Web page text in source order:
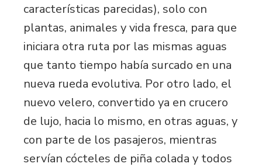
características parecidas), solo con
plantas, animales y vida fresca, para que
iniciara otra ruta por las mismas aguas
que tanto tiempo había surcado en una
nueva rueda evolutiva. Por otro lado, el
nuevo velero, convertido ya en crucero
de lujo, hacia lo mismo, en otras aguas, y
con parte de los pasajeros, mientras
servían cócteles de piña colada y todos